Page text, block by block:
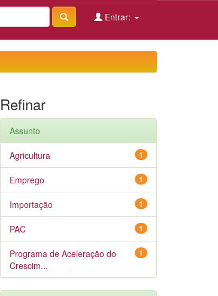
Entrar:
Refinar
Assunto
1
Agricultura
1
Emprego
1
Importação
1
PAC
1
Programa de Aceleração do
Crescim...